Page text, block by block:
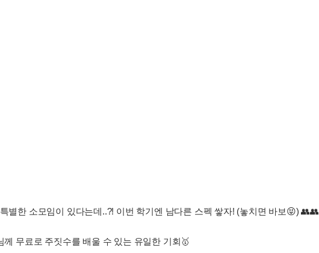
별한 소모임이 있다는데..?! 이번 학기엔 남다른 스펙 쌓자! (놓치면 바보😝) 👥️👥️
무료로 주짓수를 배울 수 있는 유일한 기회🥇